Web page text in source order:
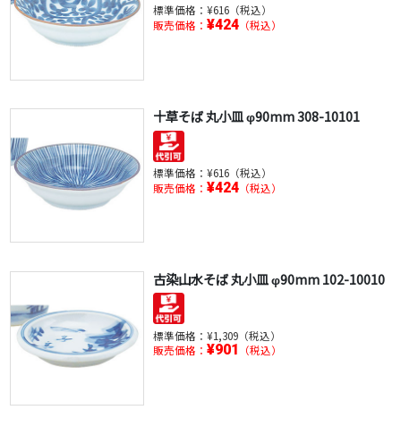
標準価格： ¥616（税込）
販売価格： ¥424（税込）
十草そば 丸小皿 φ90mm 308-10101
標準価格： ¥616（税込）
販売価格： ¥424（税込）
古染山水そば 丸小皿 φ90mm 102-10010
標準価格： ¥1,309（税込）
販売価格： ¥901 （税込）